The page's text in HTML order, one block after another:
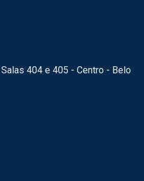
404 e 405 - Centro - Belo